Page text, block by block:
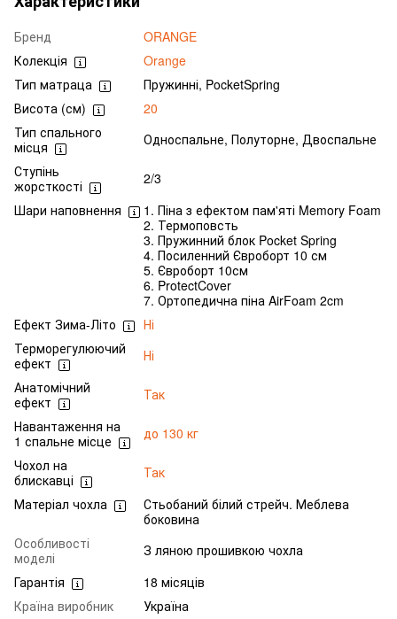
Бренд
ORANGE
Колекція
Orange
Тип матраца
Пружинні, PocketSpring
Висота (см)
20
Тип спального
місця
Односпальне, Полуторне, Двоспальне
Ступінь
жорсткості
2/3
Шари наповнення
1. Піна з ефектом пам'яті Memory Foam
2. Термоповсть
3. Пружинний блок Pocket Spring
4. Посиленний Євроборт 10 см
5. Євроборт 10см
6. ProtectCover
7. Ортопедична піна AirFoam 2cm
Ефект Зима-Літо
Ні
Терморегулюючий
ефект
Ні
Анатомічний
ефект
Так
Навантаження на
1 спальне місце
до 130 кг
Чохол на
блискавці
Так
Матеріал чохла
Стьобаний білий стрейч. Меблева
боковина
Особливості
моделі
З ляною прошивкою чохла
Гарантія
18 місяців
Країна виробник
Україна